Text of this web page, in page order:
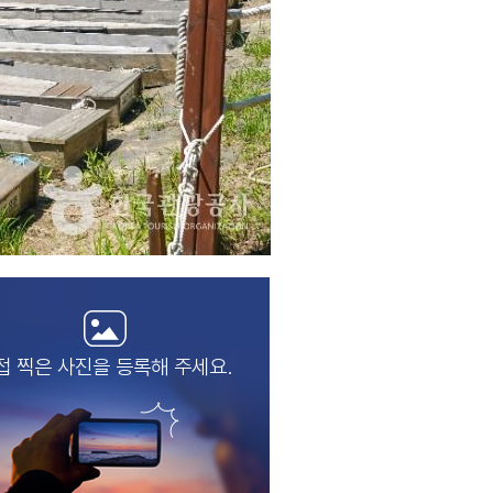
찍은 사진을 등록해 주세요.